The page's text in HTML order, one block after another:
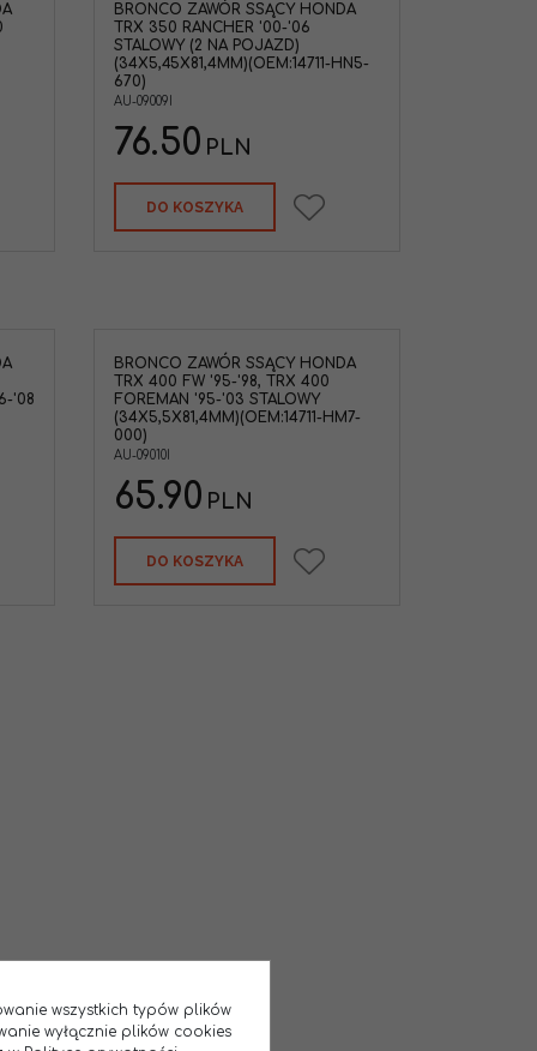
BRONCO ZAWÓR SSĄCY HONDA
TRX 350 RANCHER '00-'06
STALOWY (2 NA POJAZD)
(34X5,45X81,4MM)(OEM:14711-HN5-
670)
AU-09009I
76.50 PLN
DO KOSZYKA
'08
BRONCO ZAWÓR SSĄCY HONDA
TRX 400 FW '95-'98, TRX 400
FOREMAN '95-'03 STALOWY
(34X5,5X81,4MM)(OEM:14711-HM7-
000)
AU-09010I
65.90 PLN
DO KOSZYKA
wszystkich typów plików
wyłącznie plików cookies